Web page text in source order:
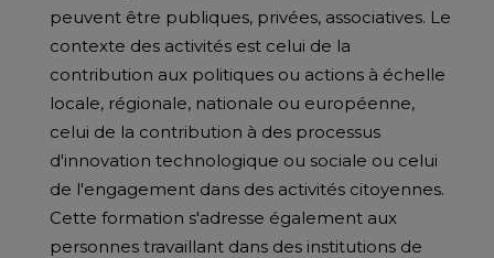
peuvent être publiques, privées, associatives. Le
contexte des activités est celui de la
contribution aux politiques ou actions à échelle
locale, régionale, nationale ou européenne,
celui de la contribution à des processus
d'innovation technologique ou sociale ou celui
de l'engagement dans des activités citoyennes.
Cette formation s'adresse également aux
personnes travaillant dans des institutions de